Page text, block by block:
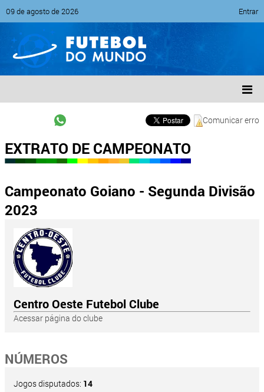
09 de agosto de 2026 Entrar
Comunicar erro
EXTRATO DE CAMPEONATO
Campeonato Goiano - Segunda Divisão
2023
Centro Oeste Futebol Clube
Acessar página do clube
NÚMEROS
Jogos disputados: 14